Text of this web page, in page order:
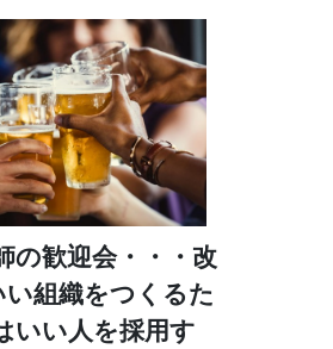
の歓迎会・・・改
い組織をつくるた
いい人を採用す